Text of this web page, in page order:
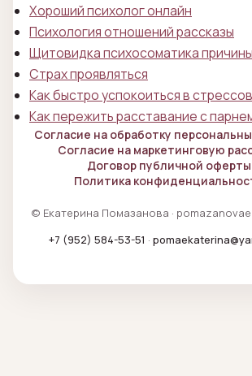
Хороший психолог онлайн
Психология отношений рассказы
Щитовидка психосоматика причины
Страх проявляться
Как быстро успокоиться в
Как пережить расставание с
Согласие на обработку
Согласие на маркетинговую
Договор публичной оферты
Политика
© Екатерина Помазанова ·
+7 (952) 584-53-51 ·